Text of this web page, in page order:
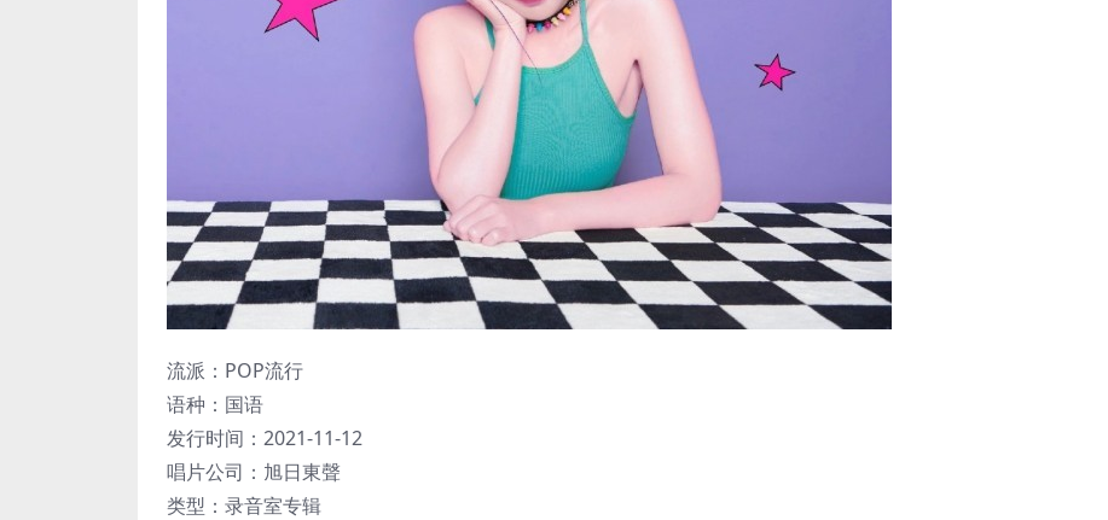
流派：POP流行
语种：国语
发行时间：2021-11-12
唱片公司：旭日東聲
类型：录音室专辑